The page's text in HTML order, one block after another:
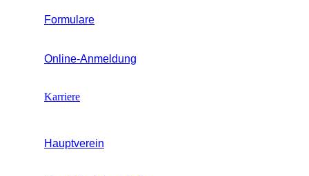
Formulare
Online-Anmeldung
Karriere
Hauptverein